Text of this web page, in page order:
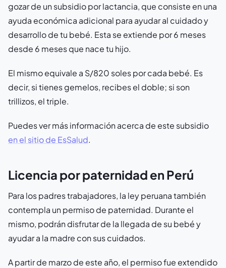
gozar de un subsidio por lactancia, que consiste en una
ayuda económica adicional para ayudar al cuidado y
desarrollo de tu bebé. Esta se extiende por 6 meses
desde 6 meses que nace tu hijo.
El mismo equivale a S/820 soles por cada bebé. Es
decir, si tienes gemelos, recibes el doble; si son
trillizos, el triple.
Puedes ver más información acerca de este subsidio
en el sitio de EsSalud.
Licencia por paternidad en Perú
Para los padres trabajadores, la ley peruana también
contempla un permiso de paternidad. Durante el
mismo, podrán disfrutar de la llegada de su bebé y
ayudar a la madre con sus cuidados.
A partir de marzo de este año, el permiso fue extendido